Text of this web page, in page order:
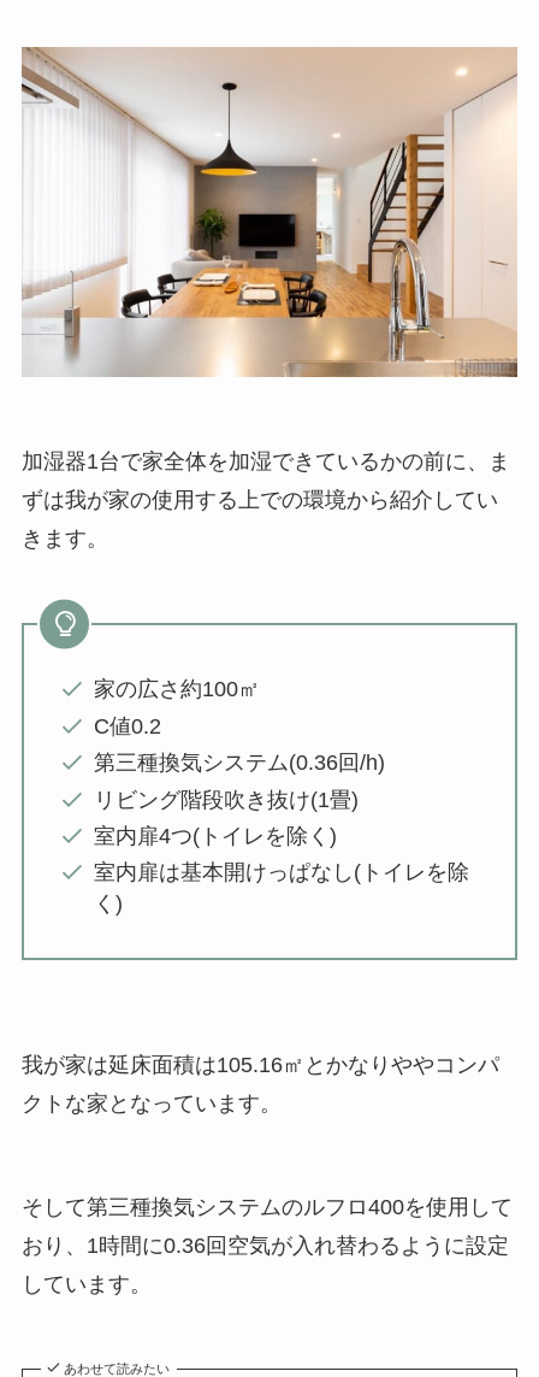
加湿器1台で家全体を加湿できているかの前に、ま
ずは我が家の使用する上での環境から紹介してい
きます。
家の広さ約100㎡
C値0.2
第三種換気システム(0.36回/h)
リビング階段吹き抜け(1畳)
室内扉4つ(トイレを除く)
室内扉は基本開けっぱなし(トイレを除
く)
我が家は延床面積は105.16㎡とかなりややコンパ
クトな家となっています。
そして第三種換気システムのルフロ400を使用して
おり、1時間に0.36回空気が入れ替わるように設定
しています。
あわせて読みたい